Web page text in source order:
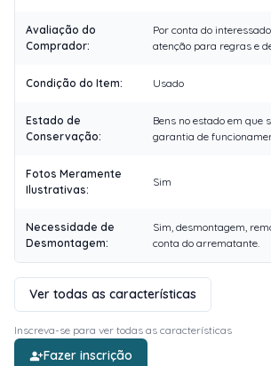
Avaliação do
Comprador:
Por conta do
atenção para regras e
Condição do Item: Usado
Estado de
Conservação:
Bens no estado em que
garantia de
Fotos Meramente
Ilustrativas:
Sim
Necessidade de
Desmontagem:
Sim, desmontagem,
conta do arrematante.
Ver todas as características
Inscreva-se para ver todas as características
Fazer inscrição